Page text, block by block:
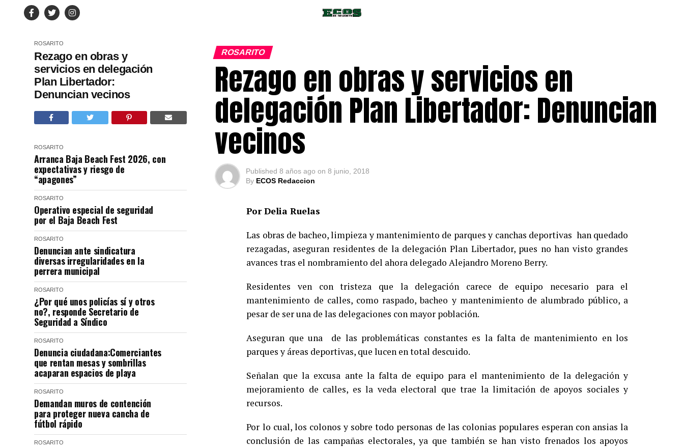
ROSARITO
Rezago en obras y
servicios en delegación
Plan Libertador:
Denuncian vecinos
ROSARITO
Arranca Baja Beach Fest 2026, con
expectativas y riesgo de
“apagones”
ROSARITO
Operativo especial de seguridad
por el Baja Beach Fest
ROSARITO
Denuncian ante sindicatura
diversas irregularidades en la
perrera municipal
ROSARITO
¿Por qué unos policías sí y otros
no?, responde Secretario de
Seguridad a Síndico
ROSARITO
Denuncia ciudadana:Comerciantes
que rentan mesas y sombrillas
acaparan espacios de playa
ROSARITO
Demandan muros de contención
para proteger nueva cancha de
fútbol rápido
ROSARITO
ROSARITO
Rezago en obras y servicios en
delegación Plan Libertador: Denuncian
vecinos
Published 8 años ago on 8 junio, 2018
By ECOS Redaccion
Por Delia Ruelas
Las obras de bacheo, limpieza y mantenimiento de parques y canchas deportivas han quedado
rezagadas, aseguran residentes de la delegación Plan Libertador, pues no han visto grandes
avances tras el nombramiento del ahora delegado Alejandro Moreno Berry.
Residentes ven con tristeza que la delegación carece de equipo necesario para el
mantenimiento de calles, como raspado, bacheo y mantenimiento de alumbrado público, a
pesar de ser una de las delegaciones con mayor población.
Aseguran que una de las problemáticas constantes es la falta de mantenimiento en los
parques y áreas deportivas, que lucen en total descuido.
Señalan que la excusa ante la falta de equipo para el mantenimiento de la delegación y
mejoramiento de calles, es la veda electoral que trae la limitación de apoyos sociales y
recursos.
Por lo cual, los colonos y sobre todo personas de las colonias populares esperan con ansias la
conclusión de las campañas electorales, ya que también se han visto frenados los apoyos